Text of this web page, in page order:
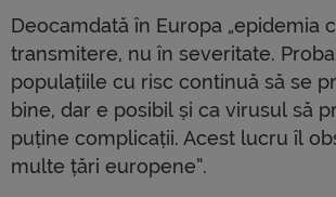
Deocamdată în Europa „epidemia
transmitere, nu în severitate.
populațiile cu risc continuă să se
bine, dar e posibil și ca virusul să
puține complicații. Acest lucru îl
multe țări europene”.